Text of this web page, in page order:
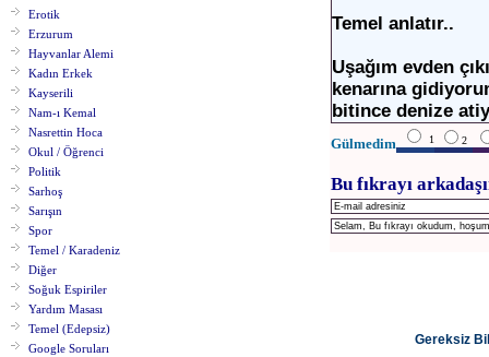
Erotik
Erzurum
Hayvanlar Alemi
Kadın Erkek
Kayserili
Nam-ı Kemal
Nasrettin Hoca
Okul / Öğrenci
Politik
Sarhoş
Sarışın
Spor
Temel / Karadeniz
Diğer
Soğuk Espiriler
Yardım Masası
Temel (Edepsiz)
Google Soruları
Temel anlatır..
Uşağım evden
kenarına
bitince denize
Gülmedim 1 2
Bu fıkrayı
Gereksiz